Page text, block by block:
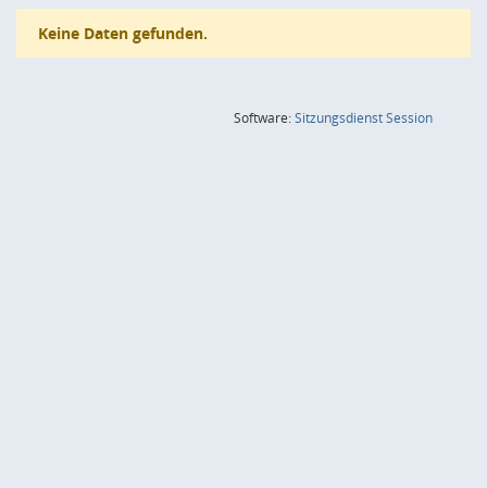
Keine Daten gefunden.
Software:SitzungsdienstSession(Wird in